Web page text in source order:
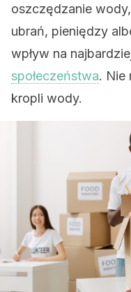
oszczędzanie
ubrań, pieniędzy
wpływ na
społeczeństwa. Nie
kropli wody.